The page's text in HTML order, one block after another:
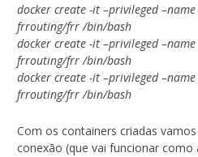
docker create -it –privileged –name
frrouting/frr /bin/bash
docker create -it –privileged –name
frrouting/frr /bin/bash
docker create -it –privileged –name
frrouting/frr /bin/bash
Com os containers criadas
conexão (que vai funcionar como